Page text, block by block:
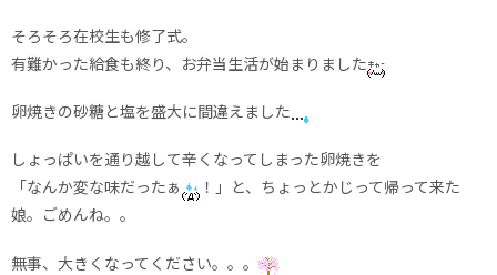
そろそろ在校生も修了式。
有難かった給食も終り、お弁当生活が始まりました
卵焼きの砂糖と塩を盛大に間違えました
しょっぱいを通り越して辛くなってしまった卵焼きを
「なんか変な味だったぁ
！」と、ちょっとかじって帰って来た
娘。ごめんね。。
無事、大きくなってください。。。